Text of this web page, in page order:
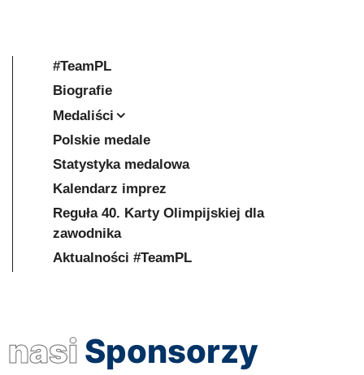
#TeamPL
Biografie
Medaliści
Polskie medale
Statystyka medalowa
Kalendarz imprez
Reguła 40. Karty Olimpijskiej dla
zawodnika
Aktualności #TeamPL
nasi Sponsorzy